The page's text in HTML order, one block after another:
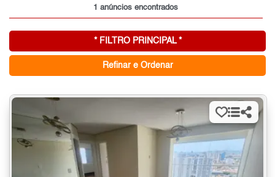
1 anúncios encontrados
* FILTRO PRINCIPAL *
Refinar e Ordenar